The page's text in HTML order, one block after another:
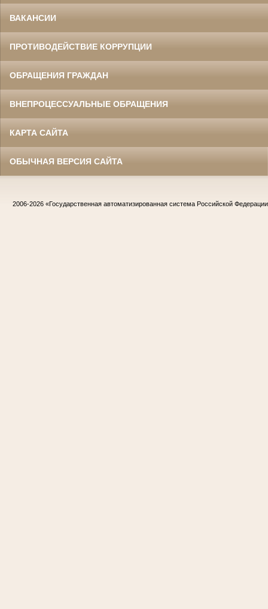
ВАКАНСИИ
ПРОТИВОДЕЙСТВИЕ КОРРУПЦИИ
ОБРАЩЕНИЯ ГРАЖДАН
ВНЕПРОЦЕССУАЛЬНЫЕ ОБРАЩЕНИЯ
КАРТА САЙТА
ОБЫЧНАЯ ВЕРСИЯ САЙТА
2006-2026 «Государственная автоматизированная система Российской